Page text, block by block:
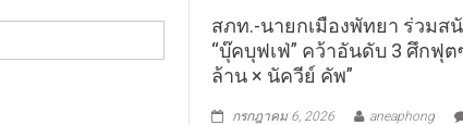
สภท.-นายกเมืองพัทยา ร่วมส
“บุ๊คบุฟเฟ่” คว้าอันดับ 3 ศึกฟุต
ล้าน × นัควีย์ คัพ”
กรกฎาคม 6, 2026 aneaphong